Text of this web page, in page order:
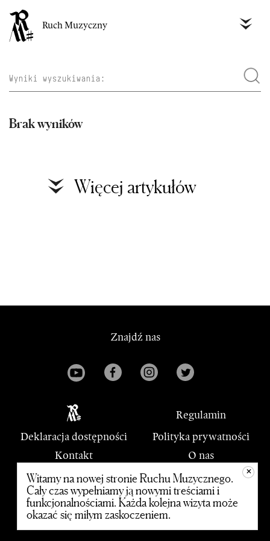
Ruch Muzyczny
Brak wyników
Więcej artykułów
Znajdź nas
Regulamin
Deklaracja dostępności
Polityka prywatności
Kontakt
O nas
PWM
© 2020 Polskie Wydawnictwo Muzyczne
+
Witamy na nowej stronie Ruchu Muzycznego.
Cały czas wypełniamy ją nowymi treściami i
funkcjonalnościami. Każda kolejna wizyta może
okazać się miłym zaskoczeniem.